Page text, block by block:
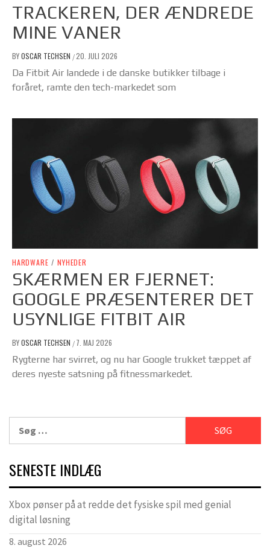
TRACKEREN, DER ÆNDREDE
MINE VANER
BYOSCAR TECHSEN /20. JULI 2026
Da Fitbit Air landede i de danske butikker tilbage i
foråret, ramte den tech-markedet som
HARDWARE / NYHEDER
SKÆRMEN ER FJERNET:
GOOGLE PRÆSENTERER DET
USYNLIGE FITBIT AIR
BYOSCAR TECHSEN / 7. MAJ 2026
Rygterne har svirret, og nu har Google trukket tæppet af
deres nyeste satsning på fitnessmarkedet.
efter:
SENESTE INDLÆG
Xbox pønser på at redde det fysiske spil med genial
digital løsning
8. august 2026